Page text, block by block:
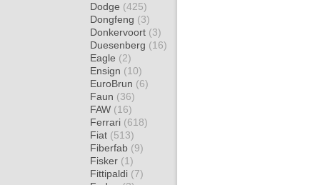
Dodge (425)
Dongfeng (3)
Donkervoort (3)
Duesenberg (16)
Eagle (2)
Ensign (10)
EuroBrun (6)
Faun (36)
FAW (16)
Ferrari (618)
Fiat (513)
Fiberfab (9)
Fisker (1)
Fittipaldi (7)